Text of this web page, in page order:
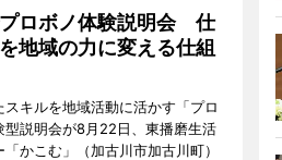
ロボノ体験説明会 仕
地域の力に変える仕組
スキルを地域活動に活かす「プロ
型説明会が8月22日、東播磨生活
かこむ」（加古川市加古川町）